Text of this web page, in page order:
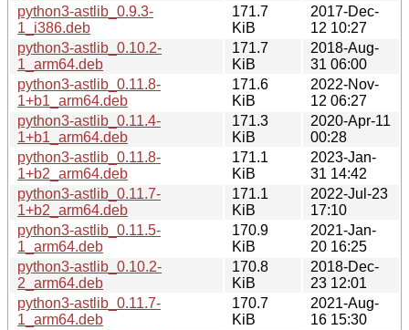
python3-astlib_0.9.3-
1_i386.deb
171.7
KiB
2017-Dec-
12 10:27
python3-astlib_0.10.2-
1_arm64.deb
171.7
KiB
2018-Aug-
31 06:00
python3-astlib_0.11.8-
1+b1_arm64.deb
171.6
KiB
2022-Nov-
12 06:27
python3-astlib_0.11.4-
1+b1_arm64.deb
171.3
KiB
2020-Apr-11
00:28
python3-astlib_0.11.8-
1+b2_arm64.deb
171.1
KiB
2023-Jan-
31 14:42
python3-astlib_0.11.7-
1+b2_arm64.deb
171.1
KiB
2022-Jul-23
17:10
python3-astlib_0.11.5-
1_arm64.deb
170.9
KiB
2021-Jan-
20 16:25
python3-astlib_0.10.2-
2_arm64.deb
170.8
KiB
2018-Dec-
23 12:01
python3-astlib_0.11.7-
1_arm64.deb
170.7
KiB
2021-Aug-
16 15:30